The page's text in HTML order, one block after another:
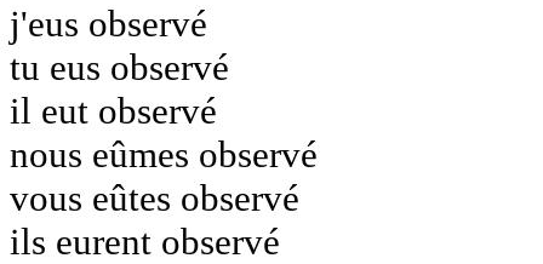
j'eus observé
tu eus observé
il eut observé
nous eûmes observé
vous eûtes observé
ils eurent observé